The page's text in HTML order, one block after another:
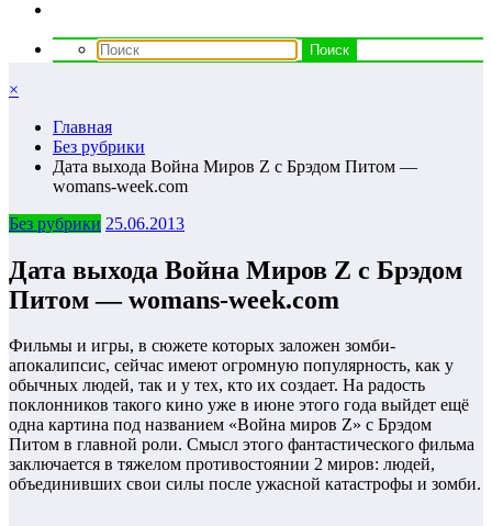
×
Главная
Без рубрики
Дата выхода Война Миров Z с Брэдом Питом —
womans-week.com
Без рубрики 25.06.2013
Дата выхода Война Миров Z с Брэдом
Питом — womans-week.com
Фильмы и игры, в сюжете которых заложен зомби-
апокалипсис, сейчас имеют огромную популярность, как у
обычных людей, так и у тех, кто их создает. На радость
поклонников такого кино уже в июне этого года выйдет ещё
одна картина под названием «Война миров Z» с Брэдом
Питом в главной роли. Смысл этого фантастического фильма
заключается в тяжелом противостоянии 2 миров: людей,
объединивших свои силы после ужасной катастрофы и зомби.